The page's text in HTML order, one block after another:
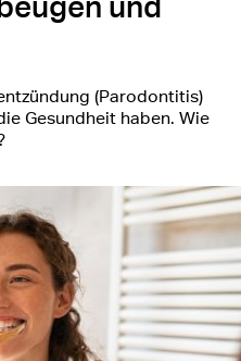
(Parodontitis)
Gesundheit haben. Wie